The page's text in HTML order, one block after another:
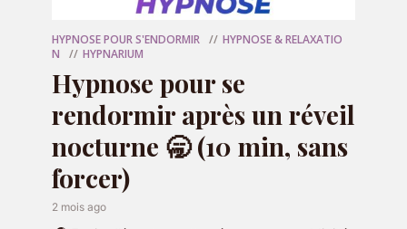
HYPNOSE POUR S'ENDORMIR
HYPNOSE & RELAXATIO
N
HYPNARIUM
Hypnose pour se
rendormir après un réveil
nocturne 🥱 (10 min, sans
forcer)
2 mois ago